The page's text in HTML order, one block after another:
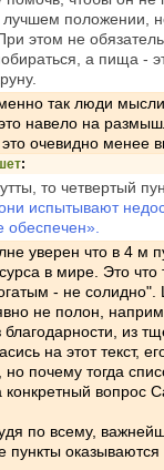
лучшем положении,
этом не
а пища -
так люди
навело на
это очевидно менее
:
то четвертый
испытывают
обеспечен».
уверен что в 4 м
в мире. Это
- не солидно".
не полон,
благодарности, из
на этот текст,
но почему тогда
конкретный вопрос
по всему,
пункты